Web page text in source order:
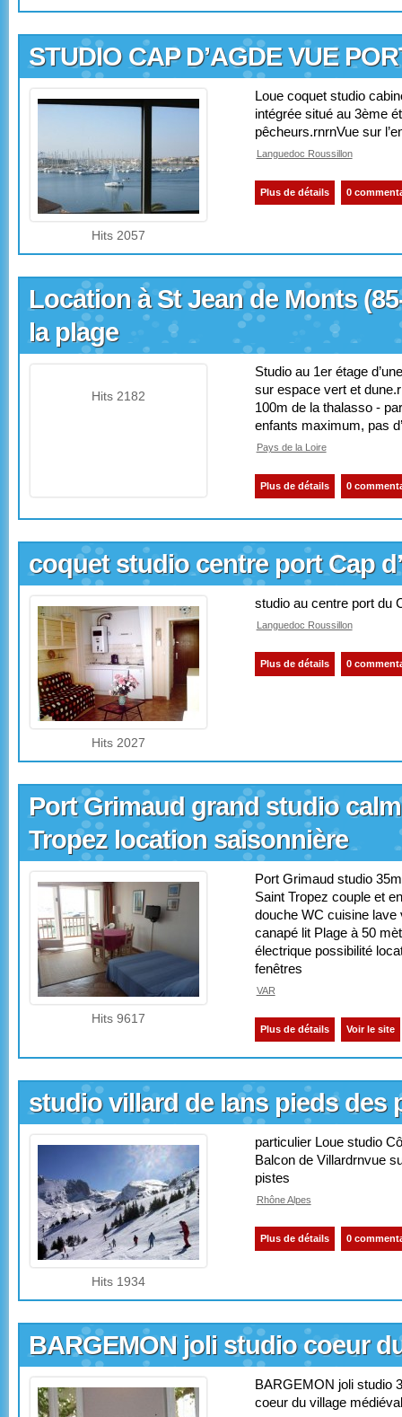
STUDIO CAP D’AGDE VUE
Hits 2057
Loue coquet studio
intégrée situé au 3ème
pêcheurs.rnrnVue sur
Languedoc Roussillon
Plus de détails 0
Location à St Jean de Monts
la plage
Hits 2182
Studio au 1er étage
sur espace vert et
100m de la thalasso -
enfants maximum, pas
Pays de la Loire
Plus de détails 0
coquet studio centre port Cap
Hits 2027
studio au centre port du
Languedoc Roussillon
Plus de détails 0
Port Grimaud grand studio
Tropez location saisonnière
Hits 9617
Port Grimaud studio
Saint Tropez couple et
douche WC cuisine lave
canapé lit Plage à 50
électrique possibilité
fenêtres
VAR
Plus de détails Voir le site
studio villard de lans pieds des
Hits 1934
particulier Loue studio
Balcon de Villardrnvue
pistes
Rhône Alpes
Plus de détails 0
BARGEMON joli studio coeur
BARGEMON joli studio
coeur du village médiéval